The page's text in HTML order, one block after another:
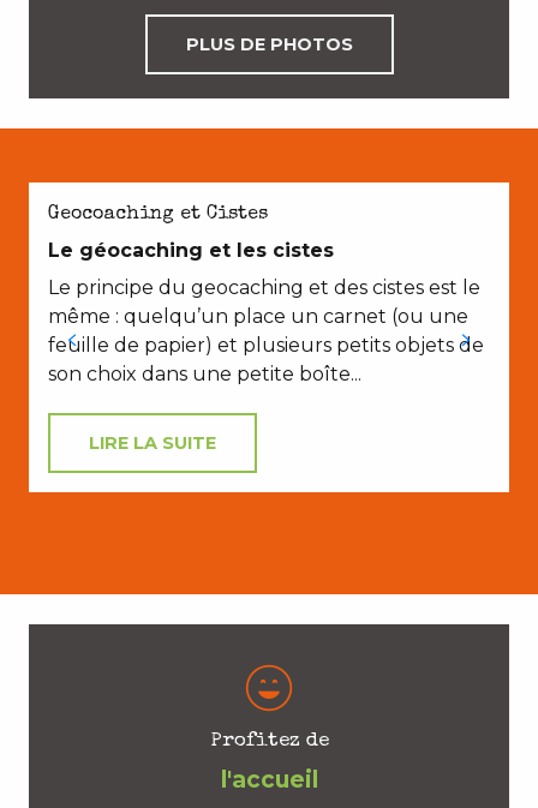
PLUS DE PHOTOS
Geocoaching et Cistes
Le géocaching et les cistes
Le principe du geocaching et des cistes est le
même : quelqu’un place un carnet (ou une
feuille de papier) et plusieurs petits objets de
son choix dans une petite boîte...
LIRE LA SUITE
Profitez de
l'accueil